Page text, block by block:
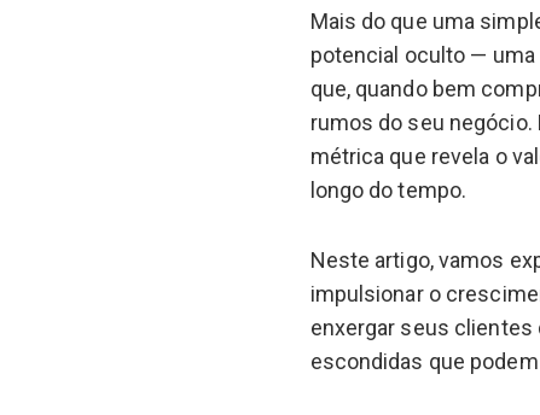
Mais do que uma
potencial oculto —
que, quando bem
rumos do seu negócio.
métrica que revela o
longo do tempo.
Neste artigo, vamos
impulsionar o
enxergar seus
escondidas que